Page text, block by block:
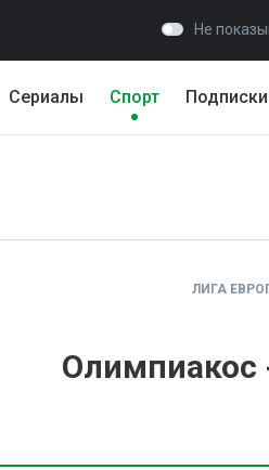
Не
Сериалы Спорт Подписки
ЛИГА
Олимпиакос